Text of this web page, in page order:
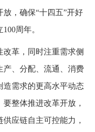
，确保“十四五”开好
周年。
革，同时注重需求侧
产、分配、流通、消费
造需求的更高水平动态
整体推进改革开放，
应链自主可控能力，